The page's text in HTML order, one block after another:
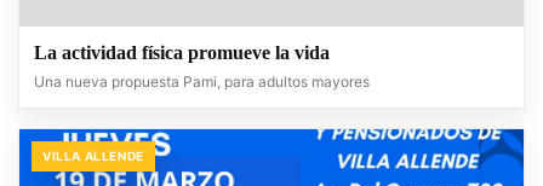
La actividad física promueve la vida
Una nueva propuesta Pami, para adultos mayores
VILLA ALLENDE